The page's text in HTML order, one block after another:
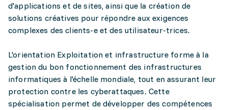
d'applications et de sites, ainsi que la création de
solutions créatives pour répondre aux exigences
complexes des clients-e et des utilisateur-trices.
L'orientation Exploitation et infrastructure forme à la
gestion du bon fonctionnement des infrastructures
informatiques à l'échelle mondiale, tout en assurant leur
protection contre les cyberattaques. Cette
spécialisation permet de développer des compétences